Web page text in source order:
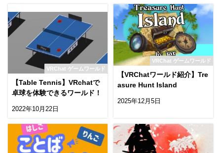
VRChat ゲームワールド
【Table Tennis】VRchatで
卓球を体験できるワールド！
2022年10月22日
VRChat ゲームワールド
【VRChatワールド紹介】Tre
asure Hunt Island
2025年12月5日